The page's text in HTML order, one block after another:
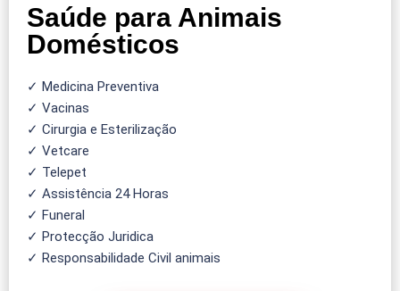
Saúde para Animais
Domésticos
✓ Medicina Preventiva
✓ Vacinas
✓ Cirurgia e Esterilização
✓ Vetcare
✓ Telepet
✓ Assistência 24 Horas
✓ Funeral
✓ Protecção Juridica
✓ Responsabilidade Civil animais